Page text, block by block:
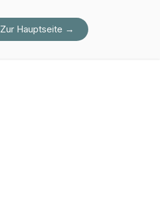
Zur Hauptseite →